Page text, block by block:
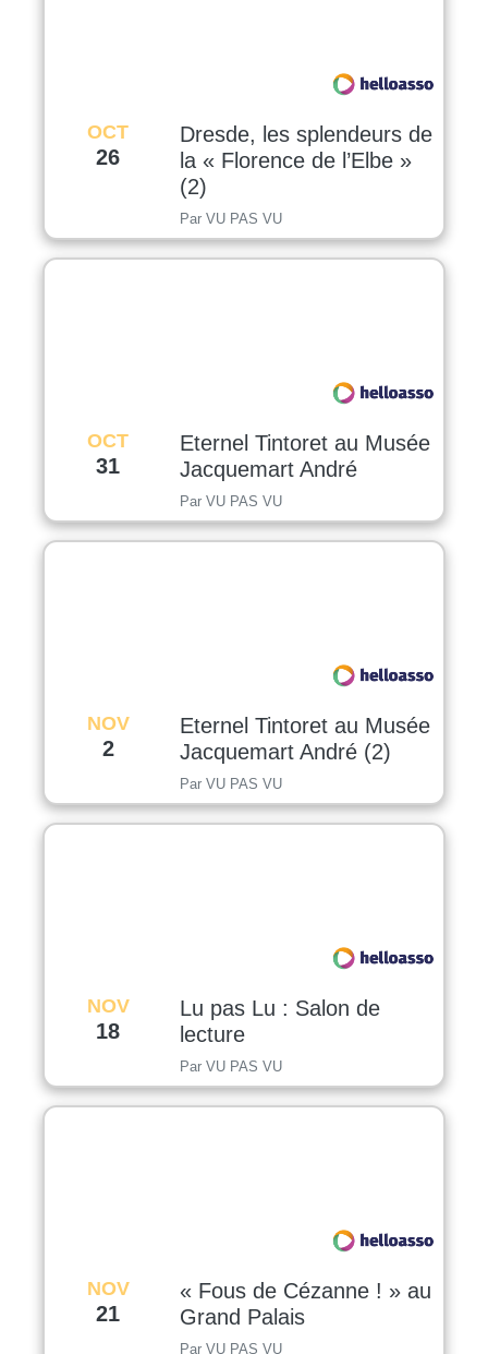
OCT
26
Dresde, les splendeurs de
la « Florence de l’Elbe »
(2)
Par VU PAS VU
OCT
31
Eternel Tintoret au Musée
Jacquemart André
Par VU PAS VU
NOV
2
Eternel Tintoret au Musée
Jacquemart André (2)
Par VU PAS VU
NOV
18
Lu pas Lu : Salon de
lecture
Par VU PAS VU
NOV
21
« Fous de Cézanne ! » au
Grand Palais
Par VU PAS VU